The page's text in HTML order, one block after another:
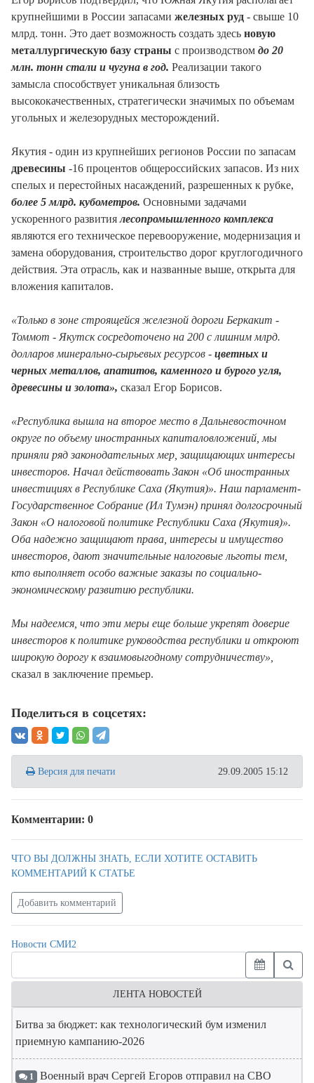
крупнейшими в России запасами железных руд - свыше 10
млрд. тонн. Это дает возможность создать здесь новую
металлургическую базу страны с производством до 20
млн. тонн стали и чугуна в год. Реализации такого
замысла способствует уникальная близость
высококачественных, стратегически значимых по объемам
угольных и железорудных месторождений.
Якутия - один из крупнейших регионов России по запасам
древесины -16 процентов общероссийских запасов. Из них
спелых и перестойных насаждений, разрешенных к рубке,
более 5 млрд. кубометров. Основными задачами
ускоренного развитиялесопромышленного комплекса
являются его техническое перевооружение, модернизация и
замена оборудования, строительство дорог круглогодичного
действия. Эта отрасль, как и названные выше, открыта для
вложения капиталов.
«Только в зоне строящейся железной дороги Беркакит -
Томмот - Якутск сосредоточено на 200 с лишним млрд.
долларов минерально-сырьевых ресурсов - цветных и
черных металлов, апатитов, каменного и бурого угля,
древесины и золота», сказал Егор Борисов.
«Республика вышла на второе место в Дальневосточном
округе по объему иностранных капиталовложений, мы
приняли ряд законодательных мер, защищающих интересы
инвесторов. Начал действовать Закон «Об иностранных
инвестициях в Республике Саха (Якутия)». Наш парламент-
Государственное Собрание (Ил Тумэн) принял долгосрочный
Закон «О налоговой политике Республики Саха (Якутия)».
Оба надежно защищают права, интересы и имущество
инвесторов, дают значительные налоговые льготы тем,
кто выполняет особо важные заказы по социально-
экономическому развитию республики.
Мы надеемся, что эти меры еще больше укрепят доверие
инвесторов к политике руководства республики и откроют
широкую дорогу к взаимовыгодному сотрудничеству»,
сказал в заключение премьер.
Поделиться в соцсетях:
Версия для печати 29.09.2005 15:12
Комментарии: 0
ЧТО ВЫ ДОЛЖНЫ ЗНАТЬ, ЕСЛИ ХОТИТЕ ОСТАВИТЬ
КОММЕНТАРИЙ К СТАТЬЕ
Добавить комментарий
Новости СМИ2
ЛЕНТА НОВОСТЕЙ
Битва за бюджет: как технологический бум изменил
приемную кампанию-2026
1 Военный врач Сергей Егоров отправил на СВО